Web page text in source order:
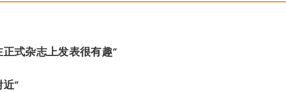
式杂志上发表很有趣”
”